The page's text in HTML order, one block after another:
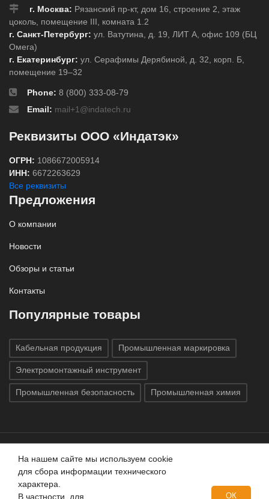
г. Москва: Рязанский пр-кт, дом 16, строение 2, этаж
цоколь, помещение III, комната 1.2
г. Санкт-Петербург: ул. Ватутина, д. 19, ЛИТ А, офис 109 (БЦ
Омега)
г. Екатеринбург: ул. Серафимы Дерябиной, д. 32, корп. Б,
помещение 19–32
Phone: 8 (800) 333-08-79
Email: mail+1@indatech.ru
Реквизиты ООО «Индатэк»
ОГРН: 1086672005914
ИНН: 6672263629
Все реквизиты
Предложения
О компании
Новости
Обзоры и статьи
Контакты
Популярные товары
Кабельная продукция Промышленная маркировка
Электромонтажный инструмент
Промышленная безопасность Промышленная химия
Все права защищены © 2020 ГК «Индатэк»
защищены.Использование материалов с сайта запрещено.
Данный сайт не является публичной офертой, определяемой
На нашем сайте мы используем cookie
для сбора информации технического
характера.
В частности, для
ОК